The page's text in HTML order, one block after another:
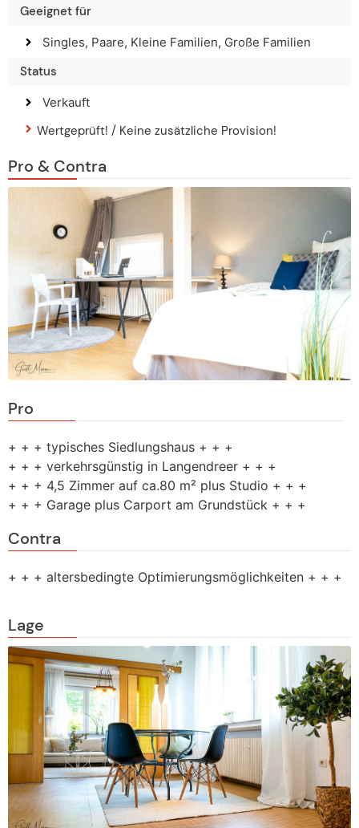
Geeignet für
Singles, Paare, Kleine Familien, Große Familien
Status
Verkauft
Wertgeprüft! / Keine zusätzliche Provision!
Pro & Contra
Pro
+ + + typisches Siedlungshaus + + +
+ + + verkehrsgünstig in Langendreer + + +
+ + + 4,5 Zimmer auf ca.80 m² plus Studio + + +
+ + + Garage plus Carport am Grundstück + + +
Contra
+ + + altersbedingte Optimierungsmöglichkeiten + + +
Lage